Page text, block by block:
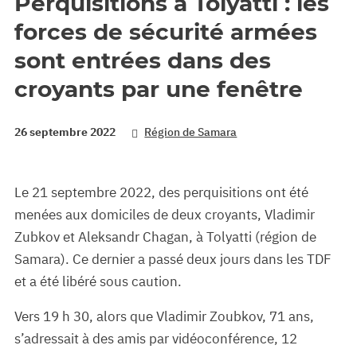
forces de sécurité armées
sont entrées dans des
croyants par une fenêtre
26 septembre 2022 Région de Samara
Le 21 septembre 2022, des perquisitions ont été
menées aux domiciles de deux croyants, Vladimir
Zubkov et Aleksandr Chagan, à Tolyatti (région de
Samara). Ce dernier a passé deux jours dans les TDF
et a été libéré sous caution.
Vers 19 h 30, alors que Vladimir Zoubkov, 71 ans,
s’adressait à des amis par vidéoconférence, 12